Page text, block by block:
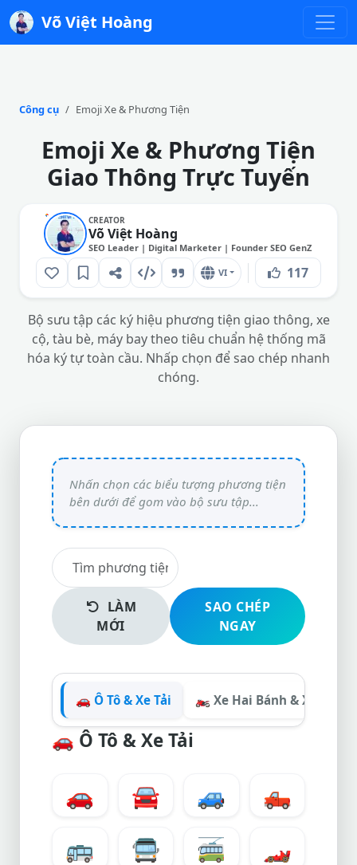
Võ Việt Hoàng
Công cụ Emoji Xe & Phương Tiện
Emoji Xe & Phương Tiện
Giao Thông Trực Tuyến
CREATOR
Võ Việt Hoàng
SEO Leader | Digital Marketer | Founder SEO GenZ
VI 117
Bộ sưu tập các ký hiệu phương tiện giao thông, xe
cộ, tàu bè, máy bay theo tiêu chuẩn hệ thống mã
hóa ký tự toàn cầu. Nhấp chọn để sao chép nhanh
chóng.
LÀM
MỚI
SAO CHÉP
NGAY
🚗 Ô Tô & Xe Tải 🏍️ Xe Hai Bánh & Xe Nhỏ
🚗 Ô Tô & Xe Tải
🚗 🚘 🚙
🛻
🚌
🚍 🚎
🏎️